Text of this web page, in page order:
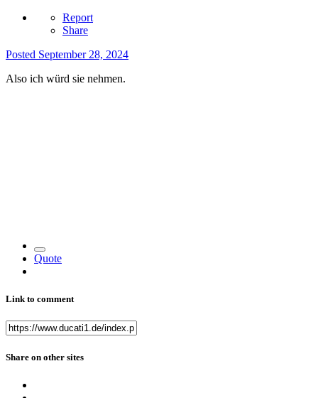
Report
Share
Posted September 28, 2024
Also ich würd sie nehmen.
Quote
Link to comment
Share on other sites